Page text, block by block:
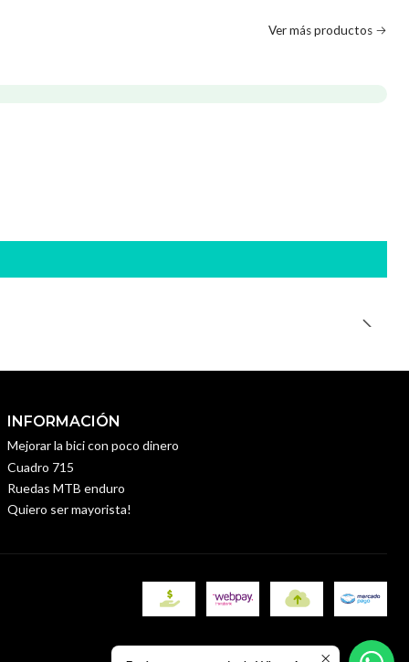
Ver más productos
INFORMACIÓN
Mejorar la bici con poco dinero
Cuadro 715
Ruedas MTB enduro
Quiero ser mayorista!